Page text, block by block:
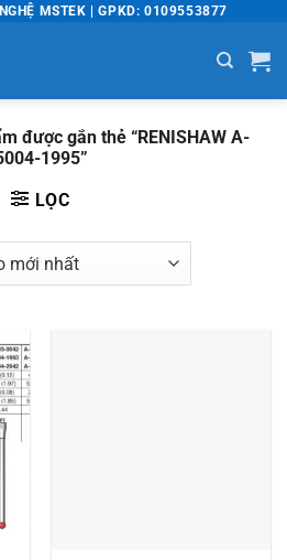
MSTEK | GPKD: 0109553877
được gắn thẻ “RENISHAW A-
1995”
LỌC